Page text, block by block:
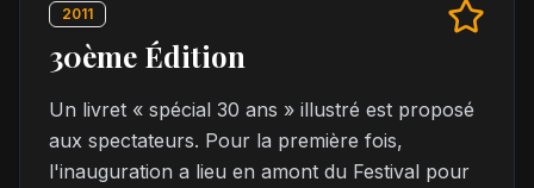
2011
30ème Édition
Un livret « spécial 30 ans » illustré est proposé
aux spectateurs. Pour la première fois,
l'inauguration a lieu en amont du Festival pour